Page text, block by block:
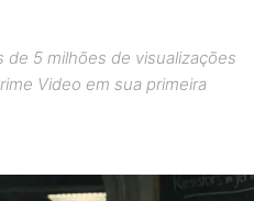
de 5 milhões de visualizações
Video em sua primeira